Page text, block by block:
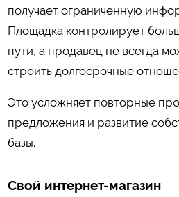
получает ограниченную
Площадка контролирует
пути, а продавец не всегда
строить долгосрочные
Это усложняет повторные
предложения и развитие
базы.
Свой интернет-магазин